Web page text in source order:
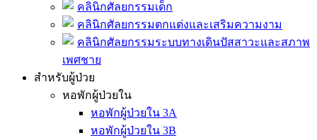
คลินิกศัลยกรรมเด็ก
คลินิกศัลยกรรมตกแต่งและเสริมความงาม
คลินิกศัลยกรรมระบบทางเดินปัสสาวะและสภาพ
เพศชาย
สำหรับผู้ป่วย
หอพักผู้ป่วยใน
หอพักผู้ป่วยใน 3A
หอพักผู้ป่วยใน 3B